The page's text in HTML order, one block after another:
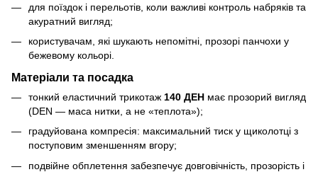
для поїздок і перельотів, коли важливі контроль набряків та
акуратний вигляд;
користувачам, які шукають непомітні, прозорі панчохи у
бежевому кольорі.
Матеріали та посадка
тонкий еластичний трикотаж 140 ДЕН має прозорий вигляд
(DEN — маса нитки, а не «теплота»);
градуйована компресія: максимальний тиск у щиколотці з
поступовим зменшенням вгору;
подвійне обплетення забезпечує довговічність, прозорість і